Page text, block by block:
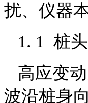
扰、仪器
1. 1 桩
高应变
波沿桩身